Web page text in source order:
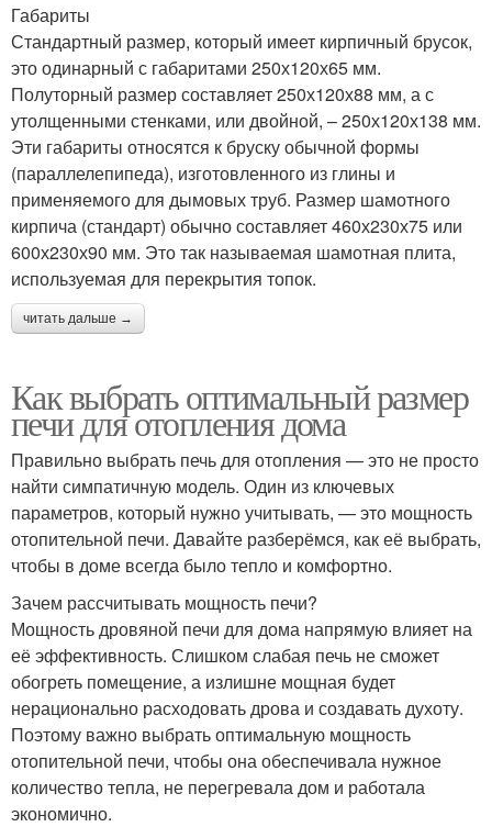
Габариты
Стандартный размер, который имеет кирпичный брусок,
это одинарный с габаритами 250х120х65 мм.
Полуторный размер составляет 250х120х88 мм, а с
утолщенными стенками, или двойной, – 250х120х138 мм.
Эти габариты относятся к бруску обычной формы
(параллелепипеда), изготовленного из глины и
применяемого для дымовых труб. Размер шамотного
кирпича (стандарт) обычно составляет 460х230х75 или
600х230х90 мм. Это так называемая шамотная плита,
используемая для перекрытия топок.
читать дальше →
Как выбрать оптимальный размер
печи для отопления дома
Правильно выбрать печь для отопления — это не просто
найти симпатичную модель. Один из ключевых
параметров, который нужно учитывать, — это мощность
отопительной печи. Давайте разберёмся, как её выбрать,
чтобы в доме всегда было тепло и комфортно.
Зачем рассчитывать мощность печи?
Мощность дровяной печи для дома напрямую влияет на
её эффективность. Слишком слабая печь не сможет
обогреть помещение, а излишне мощная будет
нерационально расходовать дрова и создавать духоту.
Поэтому важно выбрать оптимальную мощность
отопительной печи, чтобы она обеспечивала нужное
количество тепла, не перегревала дом и работала
экономично.